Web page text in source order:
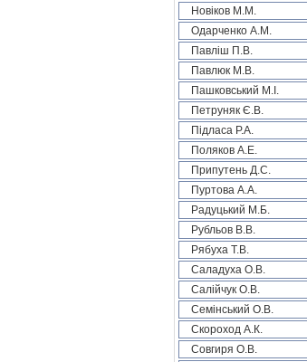
Новіков М.М.
Одарченко А.М.
Павліш П.В.
Павлюк М.В.
Пашковський М.І.
Петруняк Є.В.
Підласа Р.А.
Поляков А.Е.
Припутень Д.С.
Пуртова А.А.
Радуцький М.Б.
Рубльов В.В.
Рябуха Т.В.
Саладуха О.В.
Салійчук О.В.
Семінський О.В.
Скороход А.К.
Совгиря О.В.